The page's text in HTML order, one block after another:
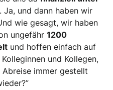
. Ja, und dann haben wir
wie gesagt, wir haben
ungefähr 1200
und hoffen einfach auf
und Kollegen,
immer gestellt